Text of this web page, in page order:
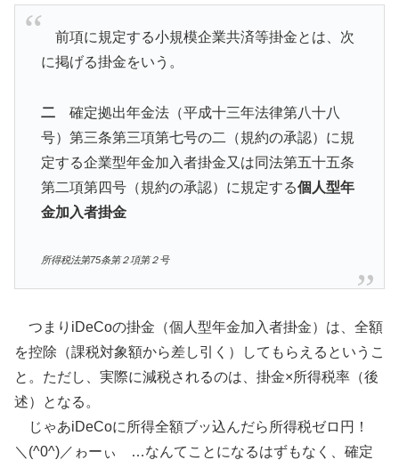
前項に規定する小規模企業共済等掛金とは、次
に掲げる掛金をいう。
二確定拠出年金法（平成十三年法律第八十八
号）第三条第三項第七号の二（規約の承認）に規
定する企業型年金加入者掛金又は同法第五十五条
第二項第四号（規約の承認）に規定する個人型年
金加入者掛金
所得税法第75条第２項第２号
つまりiDeCoの掛金（個人型年金加入者掛金）は、全額
を控除（課税対象額から差し引く）してもらえるというこ
と。ただし、実際に減税されるのは、掛金×所得税率（後
述）となる。
じゃあiDeCoに所得全額ブッ込んだら所得税ゼロ円！
＼(^0^)／ゎーぃ …なんてことになるはずもなく、確定